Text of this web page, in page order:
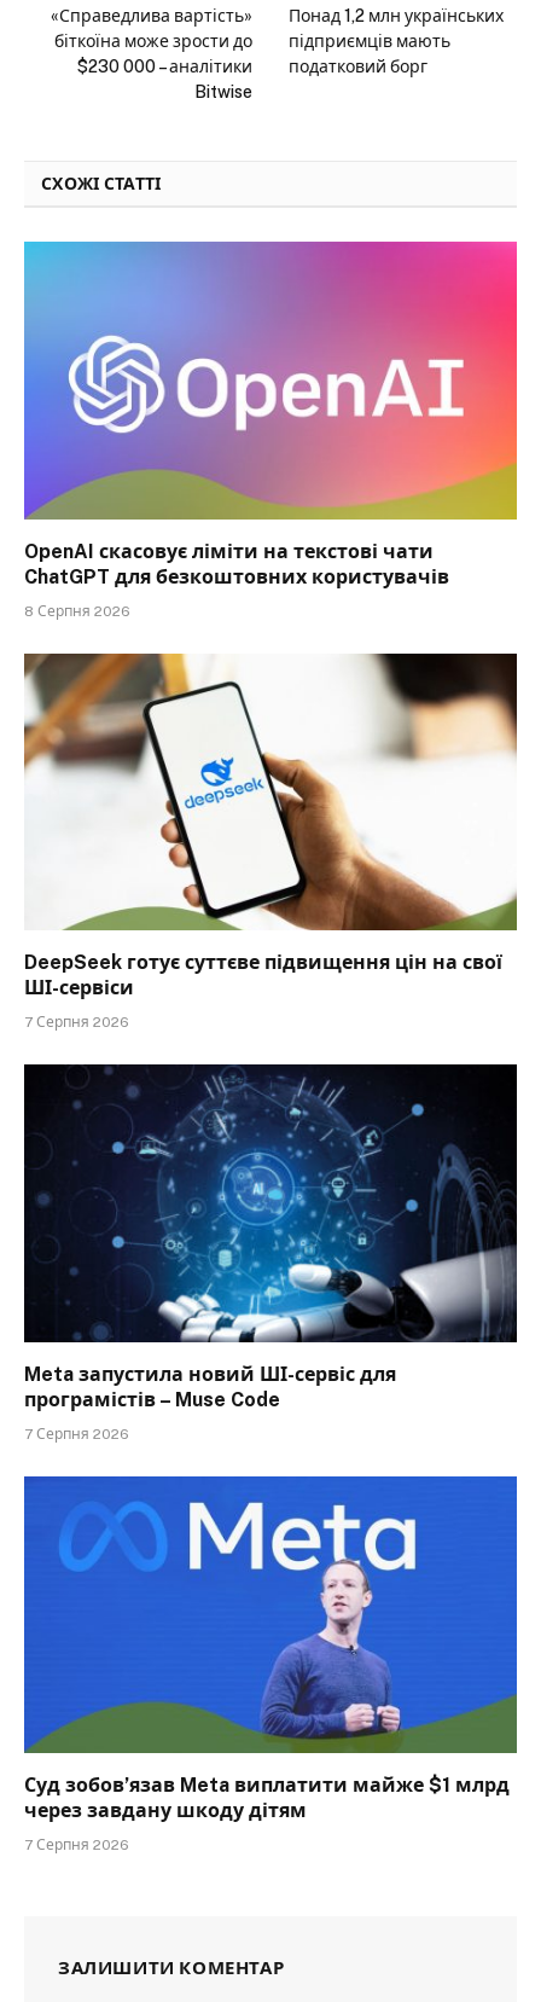
«Справедлива вартість»
біткоїна може зрости до
$230 000 – аналітики
Bitwise
Понад 1,2 млн українських
підприємців мають
податковий борг
СХОЖІ СТАТТІ
OpenAI скасовує ліміти на текстові чати
ChatGPT для безкоштовних користувачів
8 Серпня 2026
DeepSeek готує суттєве підвищення цін на свої
ШІ-сервіси
7 Серпня 2026
Meta запустила новий ШІ-сервіс для
програмістів – Muse Code
7 Серпня 2026
Суд зобов’язав Meta виплатити майже $1 млрд
через завдану шкоду дітям
7 Серпня 2026
ЗАЛИШИТИ КОМЕНТАР